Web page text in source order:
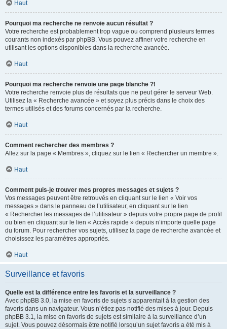
Haut
Pourquoi ma recherche ne renvoie aucun résultat ?
Votre recherche est probablement trop vague ou comprend plusieurs termes
courants non indexés par phpBB. Vous pouvez affiner votre recherche en
utilisant les options disponibles dans la recherche avancée.
Haut
Pourquoi ma recherche renvoie une page blanche ?!
Votre recherche renvoie plus de résultats que ne peut gérer le serveur Web.
Utilisez la « Recherche avancée » et soyez plus précis dans le choix des
termes utilisés et des forums concernés par la recherche.
Haut
Comment rechercher des membres ?
Allez sur la page « Membres », cliquez sur le lien « Rechercher un membre ».
Haut
Comment puis-je trouver mes propres messages et sujets ?
Vos messages peuvent être retrouvés en cliquant sur le lien « Voir vos
messages » dans le panneau de l’utilisateur, en cliquant sur le lien
« Rechercher les messages de l’utilisateur » depuis votre propre page de profil
ou bien en cliquant sur le lien « Accès rapide » depuis n’importe quelle page
du forum. Pour rechercher vos sujets, utilisez la page de recherche avancée et
choisissez les paramètres appropriés.
Haut
Surveillance et favoris
Quelle est la différence entre les favoris et la surveillance ?
Avec phpBB 3.0, la mise en favoris de sujets s’apparentait à la gestion des
favoris dans un navigateur. Vous n’étiez pas notifié des mises à jour. Depuis
phpBB 3.1, la mise en favoris de sujets est similaire à la surveillance d’un
sujet. Vous pouvez désormais être notifié lorsqu’un sujet favoris a été mis à